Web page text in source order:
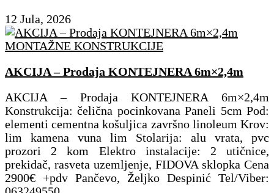
12 Jula, 2026
MONTAŽNE KONSTRUKCIJE
AKCIJA – Prodaja KONTEJNERA 6m×2,4m
AKCIJA – Prodaja KONTEJNERA 6m×2,4m
Konstrukcija: čelična pocinkovana Paneli 5cm Pod:
elementi cementna košuljica završno linoleum Krov:
lim kamena vuna lim Stolarija: alu vrata, pvc
prozori 2 kom Elektro instalacije: 2 utičnice,
prekidač, rasveta uzemljenje, FIDOVA sklopka Cena
2900€ +pdv Pančevo, Željko Despinić Tel/Viber: